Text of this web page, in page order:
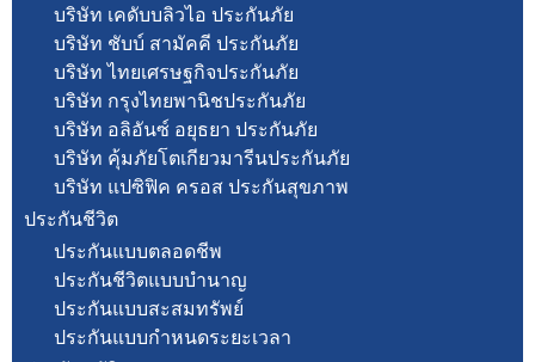
บริษัท เคดับบลิวไอ ประกันภัย
บริษัท ชับบ์ สามัคคี ประกันภัย
บริษัท ไทยเศรษฐกิจประกันภัย
บริษัท กรุงไทยพานิชประกันภัย
บริษัท อลิอันซ์ อยุธยา ประกันภัย
บริษัท คุ้มภัยโตเกียวมารีนประกันภัย
บริษัท แปซิฟิค ครอส ประกันสุขภาพ
ประกันชีวิต
ประกันแบบตลอดชีพ
ประกันชีวิตแบบบำนาญ
ประกันแบบสะสมทรัพย์
ประกันแบบกำหนดระยะเวลา